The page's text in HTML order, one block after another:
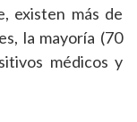
existen más de
la mayoría (70
médicos y